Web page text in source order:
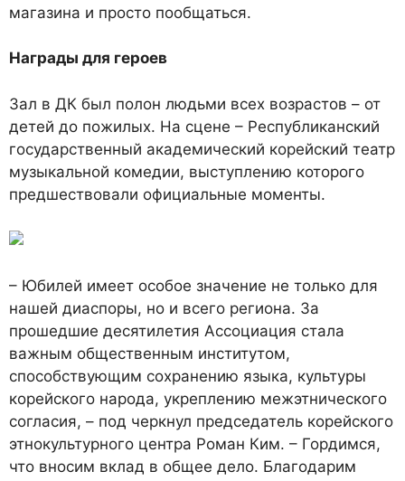
магазина и просто пообщаться.
Награды для героев
Зал в ДК был полон людьми всех возрастов – от
детей до пожилых. На сцене – Республиканский
государственный академический корейский театр
музыкальной комедии, выступлению которого
предшествовали официальные моменты.
– Юбилей имеет особое значение не только для
нашей диаспоры, но и всего региона. За
прошедшие десятилетия Ассоциация стала
важным общественным институтом,
способствующим сохранению языка, культуры
корейского народа, укреплению межэтнического
согласия, – под черкнул председатель корейского
этнокультурного центра Роман Ким. – Гордимся,
что вносим вклад в общее дело. Благодарим